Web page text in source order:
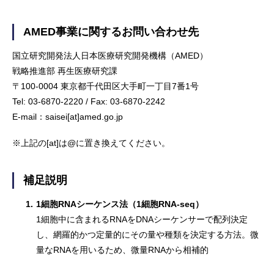
AMED事業に関するお問い合わせ先
国立研究開発法人日本医療研究開発機構（AMED）
戦略推進部 再生医療研究課
〒100-0004 東京都千代田区大手町一丁目7番1号
Tel: 03-6870-2220 / Fax: 03-6870-2242
E-mail：saisei[at]amed.go.jp
※上記の[at]は@に置き換えてください。
補足説明
1. 1細胞RNAシーケンス法（1細胞RNA-seq）
1細胞中に含まれるRNAをDNAシーケンサーで配列決定
し、網羅的かつ定量的にその量や種類を決定する方法。微
量なRNAを用いるため、微量RNAから相補的